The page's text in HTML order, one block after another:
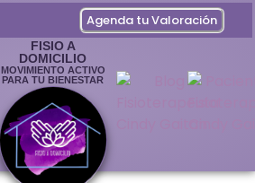
Agenda tu Valoración
FISIO A
DOMICILIO
MOVIMIENTO ACTIVO
PARA TU BIENESTAR